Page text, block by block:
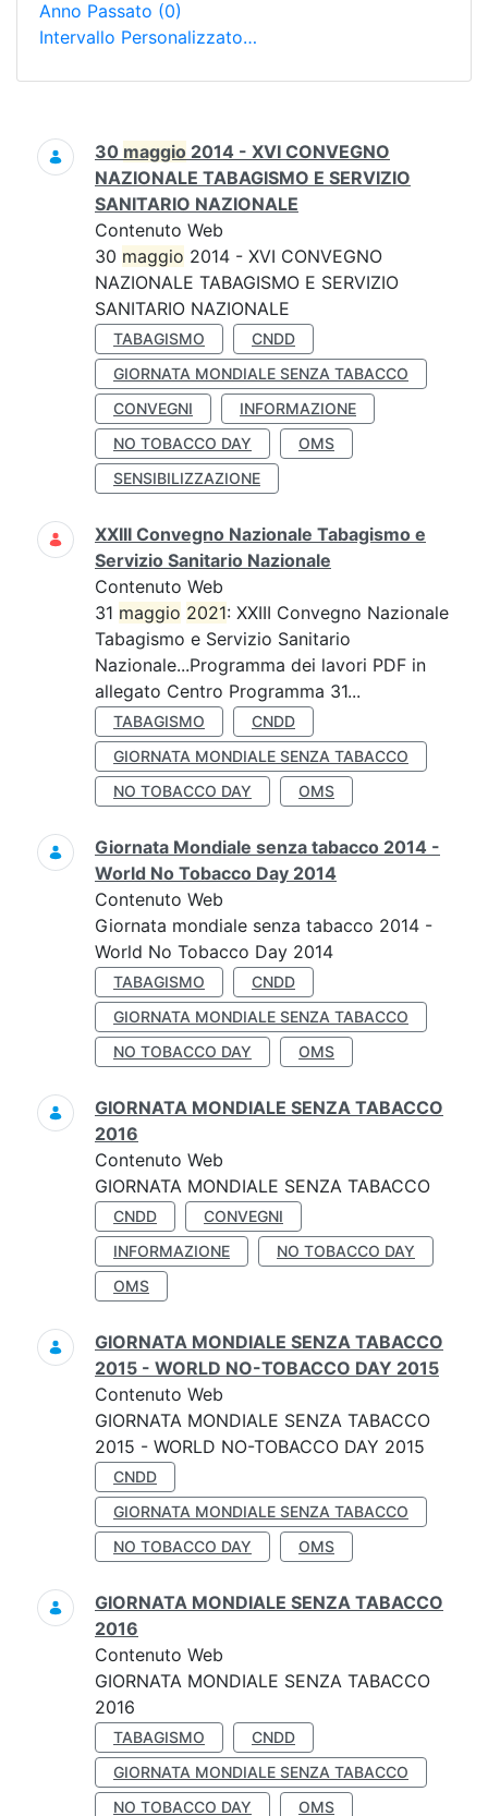
Anno Passato (0)
Intervallo Personalizzato…
Ricerca
30 maggio 2014 - XVI CONVEGNO
NAZIONALE TABAGISMO E SERVIZIO
SANITARIO NAZIONALE
Contenuto Web
30 maggio 2014 - XVI CONVEGNO
NAZIONALE TABAGISMO E SERVIZIO
SANITARIO NAZIONALE
TABAGISMO
CNDD
GIORNATA MONDIALE SENZA TABACCO
CONVEGNI
INFORMAZIONE
NO TOBACCO DAY
OMS
SENSIBILIZZAZIONE
XXIII Convegno Nazionale Tabagismo e
Servizio Sanitario Nazionale
Contenuto Web
31 maggio 2021: XXIII Convegno Nazionale
Tabagismo e Servizio Sanitario
Nazionale...Programma dei lavori PDF in
allegato Centro Programma 31...
TABAGISMO
CNDD
GIORNATA MONDIALE SENZA TABACCO
NO TOBACCO DAY
OMS
Giornata Mondiale senza tabacco 2014 -
World No Tobacco Day 2014
Contenuto Web
Giornata mondiale senza tabacco 2014 -
World No Tobacco Day 2014
TABAGISMO
CNDD
GIORNATA MONDIALE SENZA TABACCO
NO TOBACCO DAY
OMS
GIORNATA MONDIALE SENZA TABACCO
2016
Contenuto Web
GIORNATA MONDIALE SENZA TABACCO
CNDD
CONVEGNI
INFORMAZIONE
NO TOBACCO DAY
OMS
GIORNATA MONDIALE SENZA TABACCO
2015 - WORLD NO-TOBACCO DAY 2015
Contenuto Web
GIORNATA MONDIALE SENZA TABACCO
2015 - WORLD NO-TOBACCO DAY 2015
CNDD
GIORNATA MONDIALE SENZA TABACCO
NO TOBACCO DAY
OMS
GIORNATA MONDIALE SENZA TABACCO
2016
Contenuto Web
GIORNATA MONDIALE SENZA TABACCO
2016
TABAGISMO
CNDD
GIORNATA MONDIALE SENZA TABACCO
NO TOBACCO DAY
OMS